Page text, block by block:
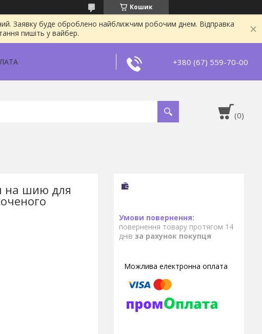
Кошик
Заявку буде оброблено найближчим робочим днем. Відправка
пишіть у вайбер.
+380 (67) 559-70-00
на шию для
повернення товару протягом 14
днів за рахунок покупця